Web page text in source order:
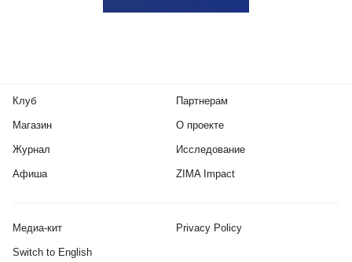
Клуб
Магазин
Журнал
Афиша
Партнерам
О проекте
Исследование
ZIMA Impact
Медиа-кит Privacy Policy
Switch to English